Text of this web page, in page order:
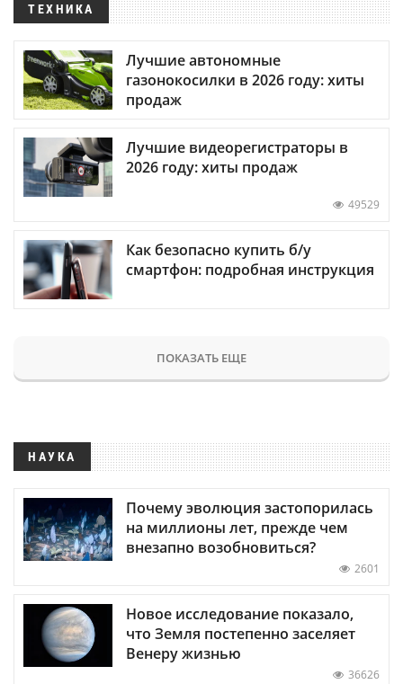
ТЕХНИКА
Лучшие автономные
газонокосилки в 2026 году: хиты
продаж
Лучшие видеорегистраторы в
2026 году: хиты продаж
49529
Как безопасно купить б/у
смартфон: подробная инструкция
ПОКАЗАТЬ ЕЩЕ
НАУКА
Почему эволюция застопорилась
на миллионы лет, прежде чем
внезапно возобновиться?
2601
Новое исследование показало,
что Земля постепенно заселяет
Венеру жизнью
36626